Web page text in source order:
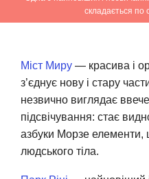
складається по
Міст Миру — красива і
з’єднує нову і стару
незвично виглядає
підсвічування: стає
азбуки Морзе елементи,
людського тіла.